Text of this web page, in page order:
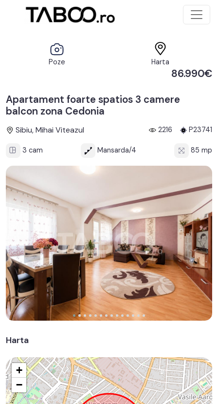
Poze Harta
86.990€
Apartament foarte spatios 3 camere
balcon zona Cedonia
Sibiu, Mihai Viteazul 2216 P23741
3 cam Mansarda/4 85 mp
Harta
+
−